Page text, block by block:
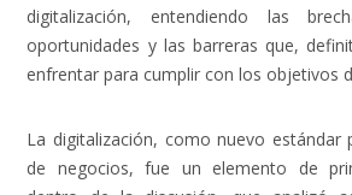
digitalización, entendiendo las
oportunidades y las barreras que,
enfrentar para cumplir con los objetivos
La digitalización, como nuevo estándar
de negocios, fue un elemento de